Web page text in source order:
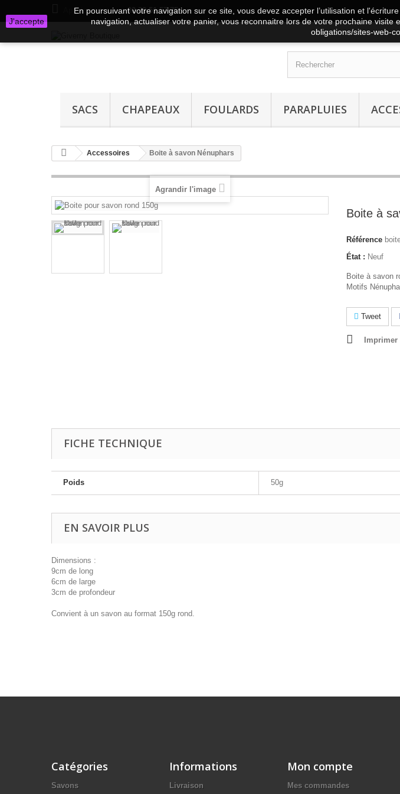
Appelez-nous au :02 32 51 57 75
SACS CHAPEAUX FOULARDS PARAPLUIES
Accessoires Boite à savon Nénuphars
Agrandir l'image
Boite à
Référence
État : Neuf
Boite à savon
Motifs
Tweet
Imprimer
FICHE TECHNIQUE
Poids 50g
EN SAVOIR PLUS
Dimensions :
9cm de long
6cm de large
3cm de profondeur
Convient à un savon au format 150g rond.
Catégories
Savons
Informations
Livraison
Mon compte
Mes commandes
J'accepte
En poursuivant votre navigation sur ce site, vous devez accepter l’utilisation et
navigation, actualiser votre panier, vous reconnaitre lors de votre prochaine
obligations/sites-web-